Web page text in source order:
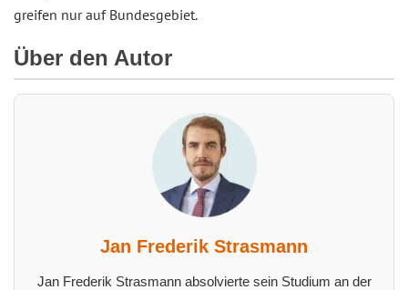
greifen nur auf Bundesgebiet.
Über den Autor
Jan Frederik Strasmann
Jan Frederik Strasmann absolvierte sein Studium an der